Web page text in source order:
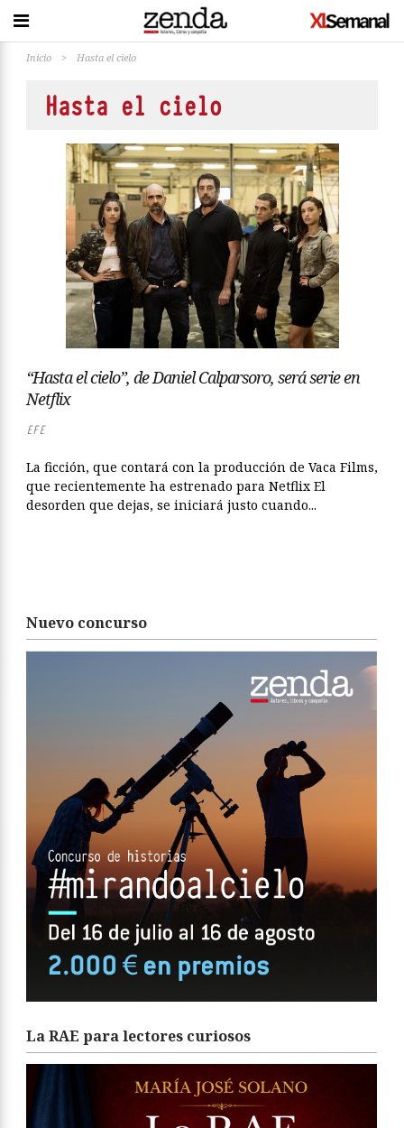
Inicio > Hasta el cielo
Hasta el cielo
“Hasta el cielo”, de Daniel Calparsoro, será serie en
Netflix
EFE
La ficción, que contará con la producción de Vaca Films,
que recientemente ha estrenado para Netflix El
desorden que dejas, se iniciará justo cuando...
Nuevo concurso
La RAE para lectores curiosos